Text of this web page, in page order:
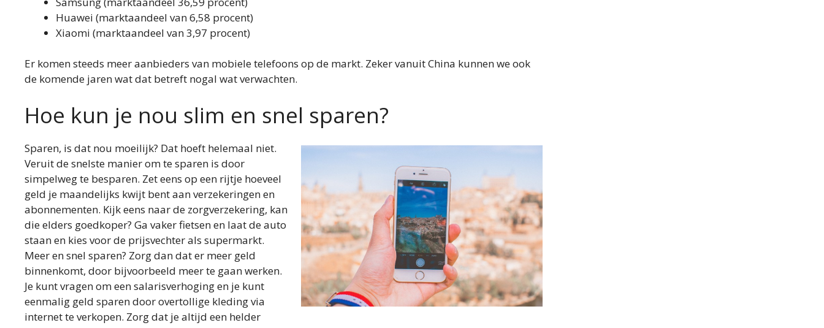
Huawei (marktaandeel van 6,58 procent)
Xiaomi (marktaandeel van 3,97 procent)
Er komen steeds meer aanbieders van mobiele telefoons op de markt. Zeker vanuit China kunnen we ook
de komende jaren wat dat betreft nogal wat verwachten.
Hoe kun je nou slim en snel sparen?
Sparen, is dat nou moeilijk? Dat hoeft helemaal niet.
Veruit de snelste manier om te sparen is door
simpelweg te besparen. Zet eens op een rijtje hoeveel
geld je maandelijks kwijt bent aan verzekeringen en
abonnementen. Kijk eens naar de zorgverzekering, kan
die elders goedkoper? Ga vaker fietsen en laat de auto
staan en kies voor de prijsvechter als supermarkt.
Meer en snel sparen? Zorg dan dat er meer geld
binnenkomt, door bijvoorbeeld meer te gaan werken.
Je kunt vragen om een salarisverhoging en je kunt
eenmalig geld sparen door overtollige kleding via
internet te verkopen. Zorg dat je altijd een helder